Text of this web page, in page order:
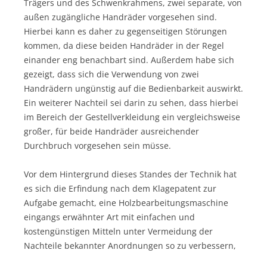
Trägers und des Schwenkrahmens, zwei separate, von
außen zugängliche Handräder vorgesehen sind.
Hierbei kann es daher zu gegenseitigen Störungen
kommen, da diese beiden Handräder in der Regel
einander eng benachbart sind. Außerdem habe sich
gezeigt, dass sich die Verwendung von zwei
Handrädern ungünstig auf die Bedienbarkeit auswirkt.
Ein weiterer Nachteil sei darin zu sehen, dass hierbei
im Bereich der Gestellverkleidung ein vergleichsweise
großer, für beide Handräder ausreichender
Durchbruch vorgesehen sein müsse.
Vor dem Hintergrund dieses Standes der Technik hat
es sich die Erfindung nach dem Klagepatent zur
Aufgabe gemacht, eine Holzbearbeitungsmaschine
eingangs erwähnter Art mit einfachen und
kostengünstigen Mitteln unter Vermeidung der
Nachteile bekannter Anordnungen so zu verbessern,